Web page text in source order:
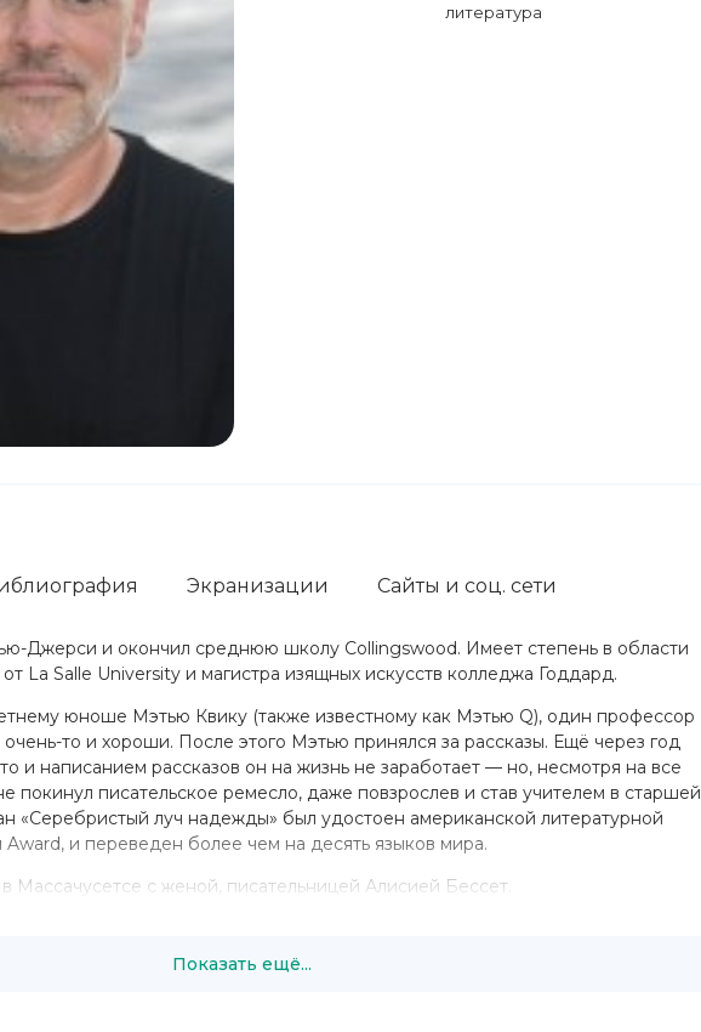
литература
Джерси и окончил среднюю школу Collingswood. Имеет степень в области
La Salle University и магистра изящных искусств колледжа Годдард.
юноше Мэтью Квику (также известному как Мэтью Q), один профессор
очень-то и хороши. После этого Мэтью принялся за рассказы. Ещё через год
и написанием рассказов он на жизнь не заработает — но, несмотря на все
покинул писательское ремесло, даже повзрослев и став учителем в старшей
«Серебристый луч надежды» был удостоен американской литературной
и переведен более чем на десять языков мира.
Массачусетсе с женой, писательницей Алисией Бессет.
Показать ещё...
Экранизации Сайты и соц. сети